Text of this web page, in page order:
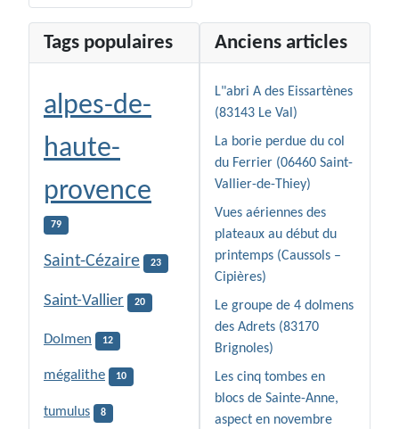
Tags populaires
alpes-de-
haute-
provence
79
Saint-Cézaire 23
Saint-Vallier 20
Dolmen 12
mégalithe 10
tumulus 8
Anciens articles
L"abri A des Eissartènes
(83143 Le Val)
La borie perdue du col
du Ferrier (06460 Saint-
Vallier-de-Thiey)
Vues aériennes des
plateaux au début du
printemps (Caussols –
Cipières)
Le groupe de 4 dolmens
des Adrets (83170
Brignoles)
Les cinq tombes en
blocs de Sainte-Anne,
aspect en novembre